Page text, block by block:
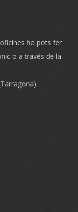
ho pots fer
o a través de la